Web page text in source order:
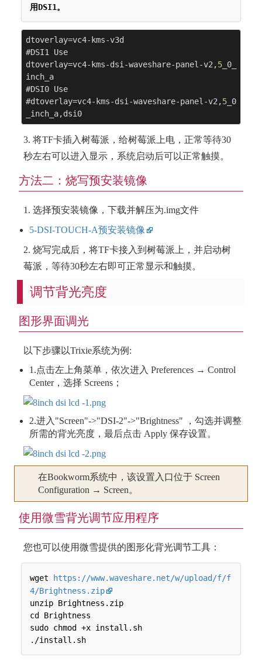
用DSI1。
dtoverlay=vc4-kms-v3d
#DSI1 Use
dtoverlay=vc4-kms-dsi-waveshare-panel-v2,5 _0_
inch_a
#DSI0 Use
#dtoverlay=vc4-kms-dsi-waveshare-panel-v2,5 _0
_inch_a,dsi0
3. 将TF卡插入树莓派，给树莓派上电，正常等待30
秒左右可以进入显示，系统启动后可以正常触摸。
方法二：烧写预安装镜像
1. 选择预安装镜像，下载并解压为.img文件
5-DSI-TOUCH-A预安装镜像
2. 烧写完成后，将TF卡接入到树莓派上，并启动树
莓派，等待30秒左右即可正常显示和触摸。
调节背光亮度
图形界面调光
以下步骤以Trixie系统为例:
1.点击左上角菜单，依次进入 Preferences → Control
Center，选择 Screens；
2.进入"Screen"->"DSI-2"->"Brightness" ，勾选并调整
所需的背光亮度，最后点击 Apply 保存设置。
在Bookworm系统中，该设置入口位于 Screen
Configuration → Screen。
使用微雪背光调节应用程序
您也可以使用微雪提供的图形化背光调节工具：
wget
https://www.waveshare.net/w/upload/f/f
4/Brightness.zip
unzip Brightness.zip
cd Brightness
sudo chmod +x install.sh